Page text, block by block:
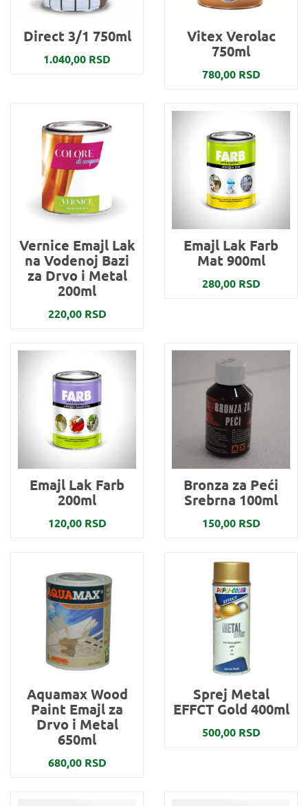
Direct 3/1 750ml
1.040,00 RSD
Vitex Verolac
750ml
780,00 RSD
Vernice Emajl Lak
na Vodenoj Bazi
za Drvo i Metal
200ml
220,00 RSD
Emajl Lak Farb
Mat 900ml
280,00 RSD
Emajl Lak Farb
200ml
120,00 RSD
Bronza za Peći
Srebrna 100ml
150,00 RSD
Aquamax Wood
Paint Emajl za
Drvo i Metal
650ml
680,00 RSD
Sprej Metal
EFFCT Gold 400ml
500,00 RSD